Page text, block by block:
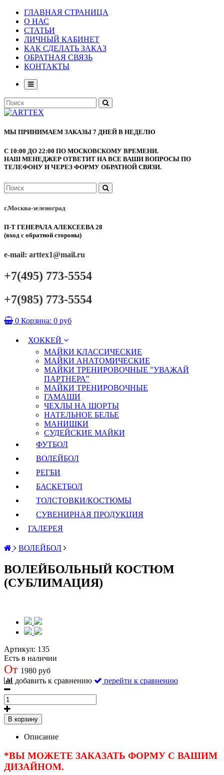
ГЛАВНАЯ СТРАНИЦА
О НАС
СТАТЬИ
ЛИЧНЫЙ КАБИНЕТ
КАК СДЕЛАТЬ ЗАКАЗ
ОБРАТНАЯ СВЯЗЬ
КОНТАКТЫ
МЫ ПРИНИМАЕМ ЗАКАЗЫ 7 ДНЕЙ В НЕДЕЛЮ
С 10:00 ДО 22:00 ПО МОСКОВСКОМУ ВРЕМЕНИ.
НАШ МЕНЕДЖЕР ОТВЕТИТ НА ВСЕ ВАШИ ВОПРОСЫ ПО
ТЕЛЕФОНУ И ЧЕРЕЗ ФОРМУ ОБРАТНОЙ СВЯЗИ.
г.Москва-зеленоград
П-Т ГЕНЕРАЛА АЛЕКСЕЕВА 28
(вход с обратной стороны)
e-mail: arttex1@mail.ru
+7(495) 773-5554
+7(985) 773-5554
0 Корзина: 0 руб
ХОККЕЙ
МАЙКИ КЛАССИЧЕСКИЕ
МАЙКИ АНАТОМИЧЕСКИЕ
МАЙКИ ТРЕНИРОВОЧНЫЕ "УВАЖАЙ
ПАРТНЕРА"
МАЙКИ ТРЕНИРОВОЧНЫЕ
ГАМАШИ
ЧЕХЛЫ НА ШОРТЫ
НАТЕЛЬНОЕ БЕЛЬЕ
МАНИШКИ
СУДЕЙСКИЕ МАЙКИ
ФУТБОЛ
ВОЛЕЙБОЛ
РЕГБИ
БАСКЕТБОЛ
ТОЛСТОВКИ/КОСТЮМЫ
СУВЕНИРНАЯ ПРОДУКЦИЯ
ГАЛЕРЕЯ
ВОЛЕЙБОЛ
ВОЛЕЙБОЛЬНЫЙ КОСТЮМ
(СУБЛИМАЦИЯ)
Артикул: 135
Есть в наличии
От 1980 руб
добавить к сравнению
перейти к сравнению
В корзину
Описание
*ВЫ МОЖЕТЕ ЗАКАЗАТЬ ФОРМУ С ВАШИМ
ДИЗАЙНОМ.